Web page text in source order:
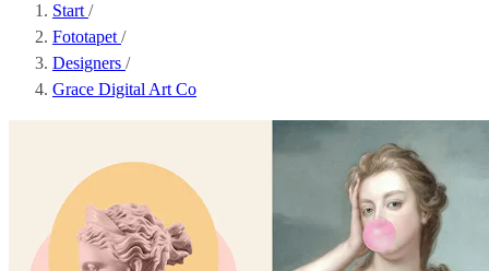
Start /
Fototapet /
Designers /
Grace Digital Art Co